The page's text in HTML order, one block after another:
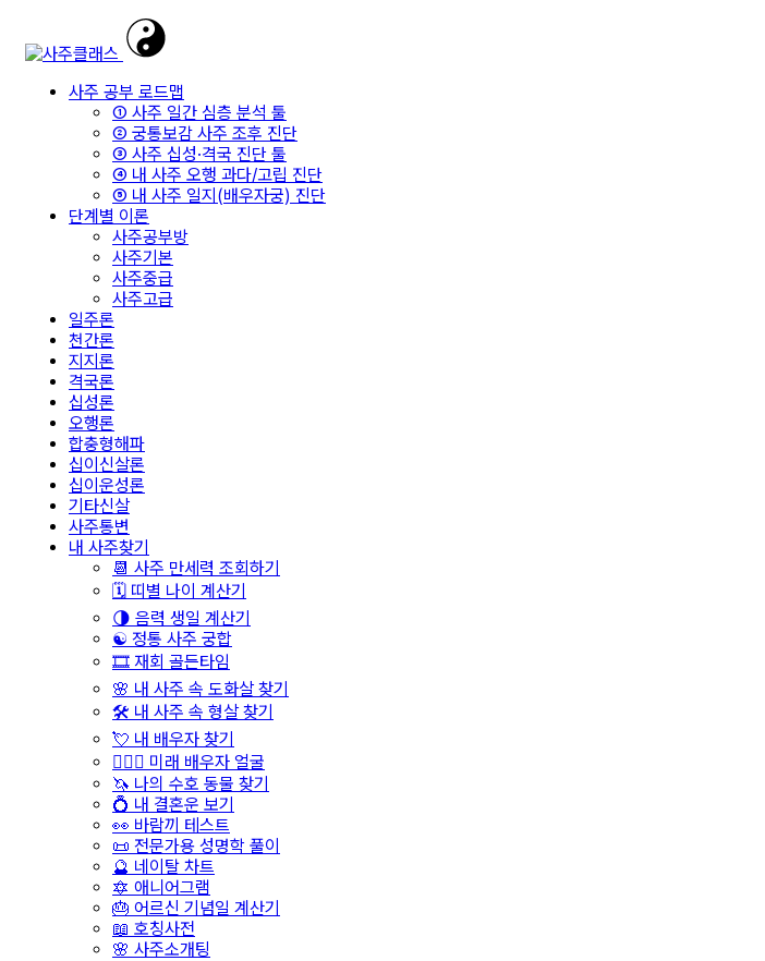
사주 공부 로드맵
① 사주 일간 심층 분석 툴
② 궁통보감 사주 조후 진단
③ 사주 십성·격국 진단 툴
④ 내 사주 오행 과다/고립 진단
⑤ 내 사주 일지(배우자궁) 진단
단계별 이론
사주공부방
사주기본
사주중급
사주고급
일주론
천간론
지지론
격국론
십성론
오행론
합충형해파
십이신살론
십이운성론
기타신살
사주통변
내 사주찾기
📆 사주 만세력 조회하기
🗓️ 띠별 나이 계산기
🌗 음력 생일 계산기
☯️ 정통 사주 궁합
🎞️ 재회 골든타임
🌸 내 사주 속 도화살 찾기
🛠️ 내 사주 속 형살 찾기
💘 내 배우자 찾기
👩‍❤️‍👨 미래 배우자 얼굴
🦄 나의 수호 동물 찾기
💍 내 결혼운 보기
👀 바람끼 테스트
📜 전문가용 성명학 풀이
🔮 네이탈 차트
🔯 애니어그램
🎂 어르신 기념일 계산기
📖 호칭사전
🌸 사주소개팅